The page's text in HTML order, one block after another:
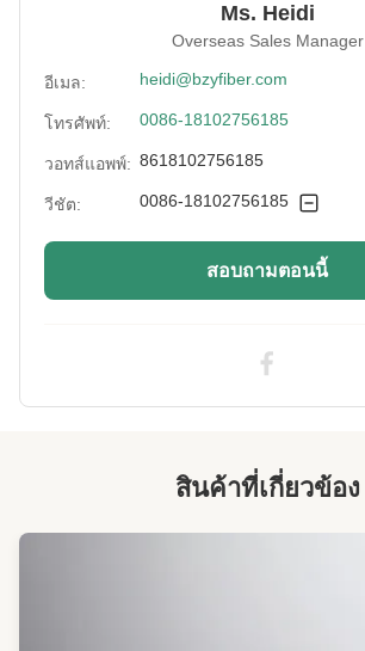
Native/Regenerative:ปฏิรูป
Color:
Siliconized/Non-
Silicified:
ไม่เป็นซิลิเกต
Ms. Heidi
Overseas Sales Manager
อีเมล: heidi@bzyfiber.com
โทรศัพท์: 0086-18102756185
วอทส์แอพพ์: 8618102756185
วีชัต: 0086-18102756185
สอบถามตอนนี้
สินค้าที่เกี่ยวข้อง